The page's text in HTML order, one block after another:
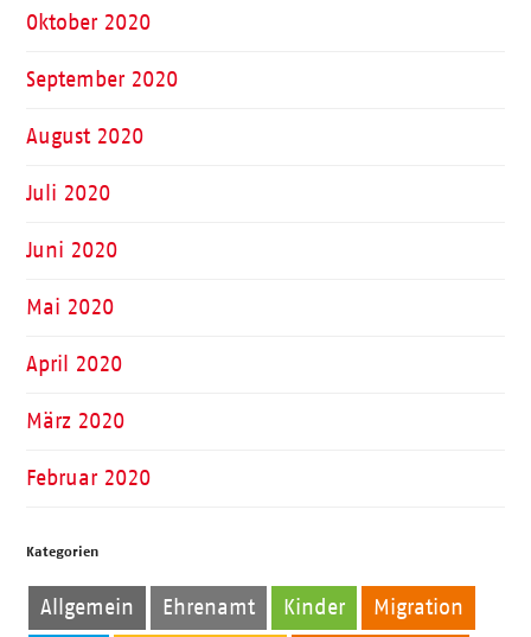
Oktober 2020
September 2020
August 2020
Juli 2020
Juni 2020
Mai 2020
April 2020
März 2020
Februar 2020
Kategorien
Allgemein Ehrenamt Kinder Migration